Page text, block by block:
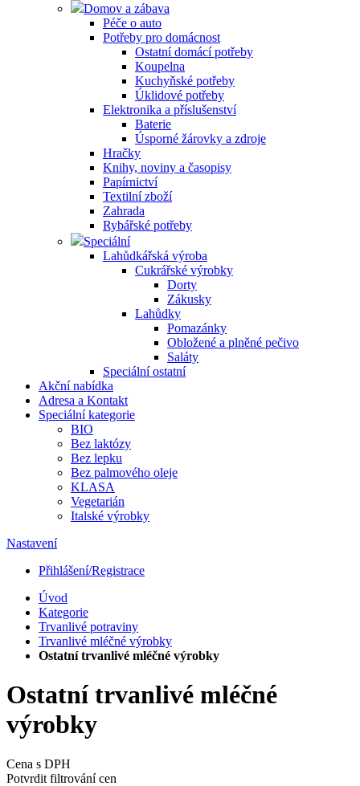
Domov a zábava
Péče o auto
Potřeby pro domácnost
Ostatní domácí potřeby
Koupelna
Kuchyňské potřeby
Úklidové potřeby
Elektronika a příslušenství
Baterie
Úsporné žárovky a zdroje
Hračky
Knihy, noviny a časopisy
Papírnictví
Textilní zboží
Zahrada
Rybářské potřeby
Speciální
Lahůdkářská výroba
Cukrářské výrobky
Dorty
Zákusky
Lahůdky
Pomazánky
Obložené a plněné pečivo
Saláty
Speciální ostatní
Akční nabídka
Adresa a Kontakt
Speciální kategorie
BIO
Bez laktózy
Bez lepku
Bez palmového oleje
KLASA
Vegetarián
Italské výrobky
Nastavení
Přihlášení/Registrace
Úvod
Kategorie
Trvanlivé potraviny
Trvanlivé mléčné výrobky
Ostatní trvanlivé mléčné výrobky
Ostatní trvanlivé mléčné
výrobky
Cena s DPH
Potvrdit filtrování cen